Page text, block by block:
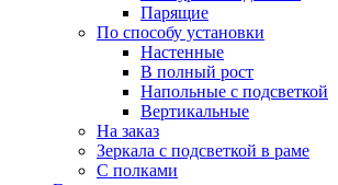
Парящие
По способу установки
Настенные
В полный рост
Напольные с подсветкой
Вертикальные
На заказ
Зеркала с подсветкой в раме
С полками